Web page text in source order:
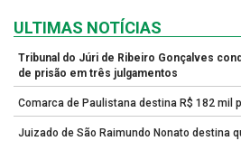
ULTIMAS NOTÍCIAS
Tribunal do Júri de Ribeiro Gonçalves
de prisão em três julgamentos
Comarca de Paulistana destina R$ 182 mil
Juizado de São Raimundo Nonato destina